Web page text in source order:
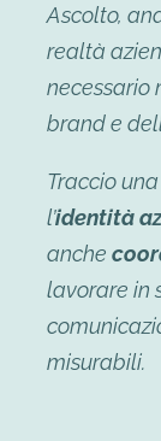
Ascolto,
realtà
necessario
brand e
Traccio
l’identità
anche
lavorare in
misurabili.